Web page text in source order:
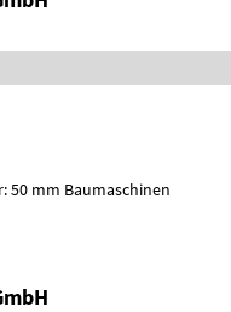
50 mm Baumaschinen